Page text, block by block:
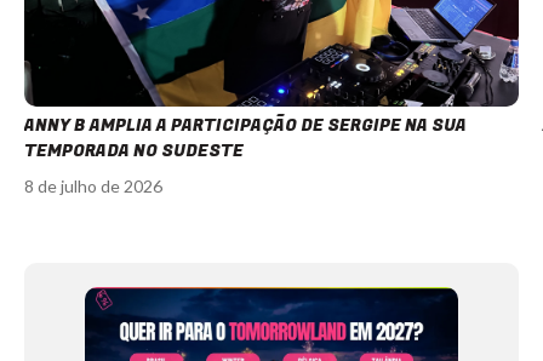
ANNY B AMPLIA A PARTICIPAÇÃO DE SERGIPE NA SUA
TEMPORADA NO SUDESTE
8 de julho de 2026